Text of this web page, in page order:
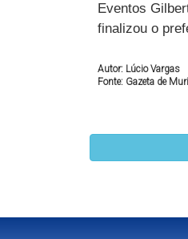
Eventos
finalizou o
Autor: Lúcio Vargas
Fonte: Gazeta de